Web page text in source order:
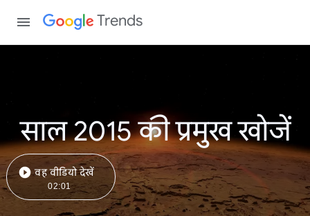
Trends
साल 2015 की प्रमुख खोजें
वह वीडियो देखें
02:01